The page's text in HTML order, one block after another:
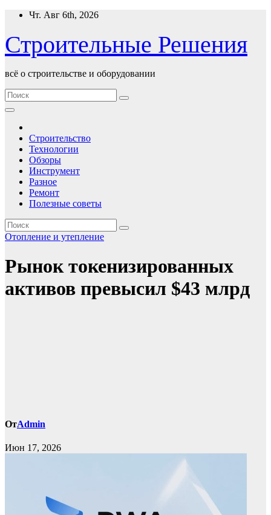
Перейти
содержимому
Чт. Авг 6th, 2026
Строительные Решения
всё о строительстве и оборудовании
Строительство
Технологии
Обзоры
Инструмент
Разное
Ремонт
Полезные советы
Отопление и утепление
Рынок токенизированных
активов превысил $43 млрд
ОтAdmin
Июн 17, 2026